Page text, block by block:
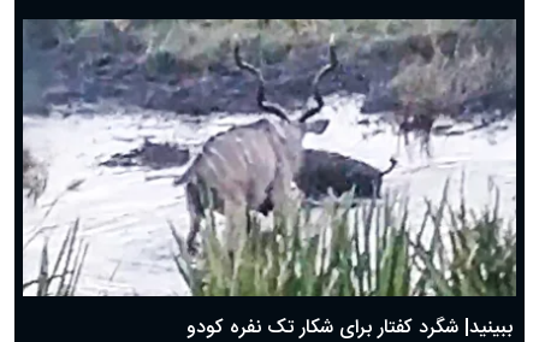
ببینید| شگرد کفتار برای شکار تک نفره کودو